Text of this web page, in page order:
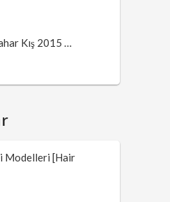
Kış 2015 …
Modelleri [Hair